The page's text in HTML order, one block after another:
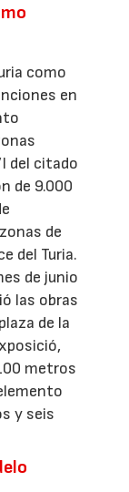
como
en
del citado
de 9.000
de
del Turia.
de junio
las obras
de la
metros
y seis